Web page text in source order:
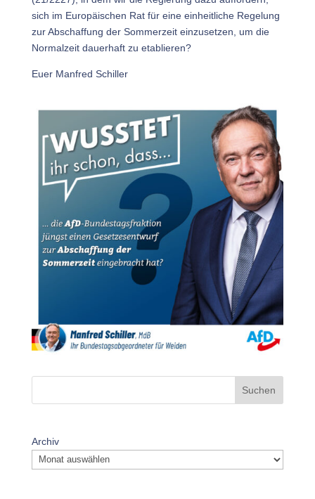
sich im Europäischen Rat für eine einheitliche Regelung
zur Abschaffung der Sommerzeit einzusetzen, um die
Normalzeit dauerhaft zu etablieren?
Euer Manfred Schiller
Suchen
Archiv